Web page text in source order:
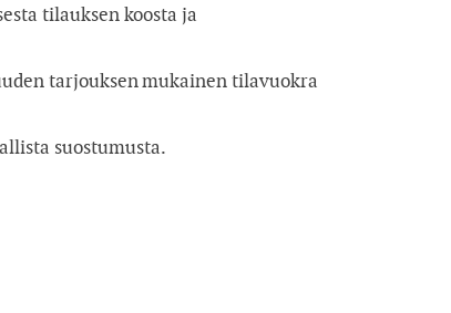
tilauksen koosta ja
tarjouksen mukainen tilavuokra
suostumusta.